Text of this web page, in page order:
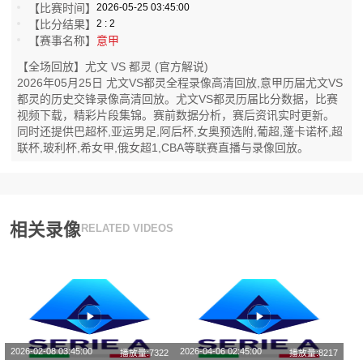
【比赛时间】2026-05-25 03:45:00
【比分结果】2 : 2
【赛事名称】 意甲
【全场回放】尤文 VS 都灵 (官方解说)
2026年05月25日 尤文VS都灵全程录像高清回放,意甲历届尤文VS
都灵的历史交锋录像高清回放。尤文VS都灵历届比分数据，比赛
视频下载，精彩片段集锦。赛前数据分析，赛后资讯实时更新。
同时还提供巴超杯,亚运男足,阿后杯,女奥预选附,葡超,蓬卡诺杯,超
联杯,玻利杯,希女甲,俄女超1,CBA等联赛直播与录像回放。
相关录像 RELATED VIDEOS
2026-02-08 03:45:00 播放量:7322 2026-04-06 02:45:00 播放量:8217